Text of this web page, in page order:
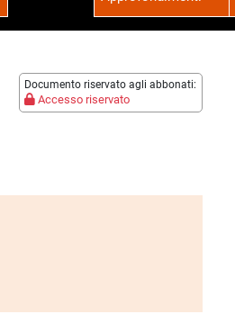
Documento riservato agli abbonati:
Accesso riservato